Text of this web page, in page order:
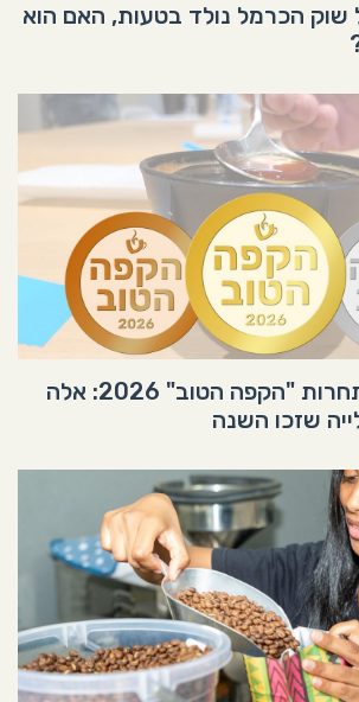
הכרמל נולד בטעות, האם הוא
נחשפו תוצאות תחרות "הקפה הטוב" 2026: אלה
שזכו השנה